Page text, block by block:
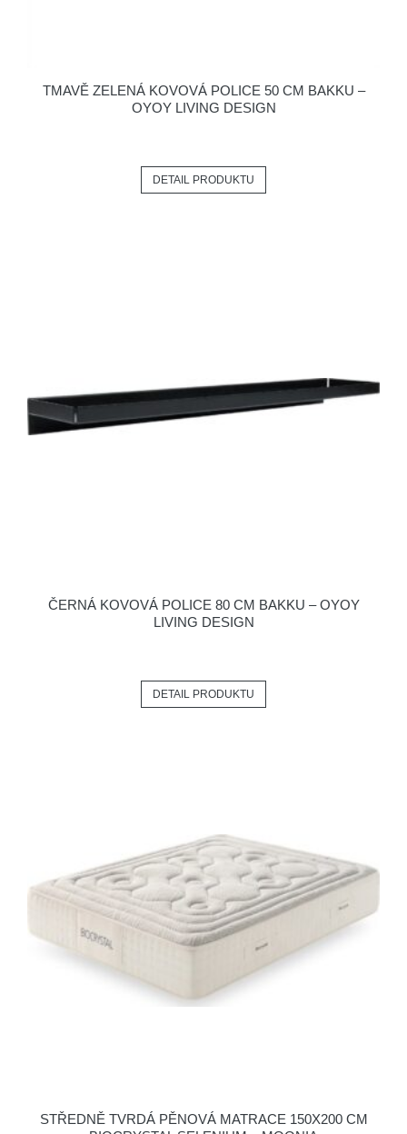
TMAVĚ ZELENÁ KOVOVÁ POLICE 50 CM BAKKU –
OYOY LIVING DESIGN
DETAIL PRODUKTU
ČERNÁ KOVOVÁ POLICE 80 CM BAKKU – OYOY
LIVING DESIGN
DETAIL PRODUKTU
STŘEDNĚ TVRDÁ PĚNOVÁ MATRACE 150X200 CM